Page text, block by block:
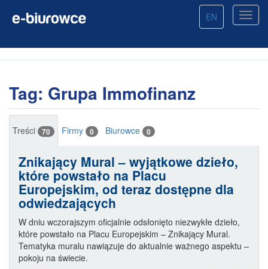
EN
Tag: Grupa Immofinanz
Treści 70 Firmy 0 Biurowce 0
Znikający Mural – wyjątkowe dzieło,
które powstało na Placu
Europejskim, od teraz dostępne dla
odwiedzających
W dniu wczorajszym oficjalnie odsłonięto niezwykłe dzieło,
które powstało na Placu Europejskim – Znikający Mural.
Tematyka muralu nawiązuje do aktualnie ważnego aspektu –
pokoju na świecie.